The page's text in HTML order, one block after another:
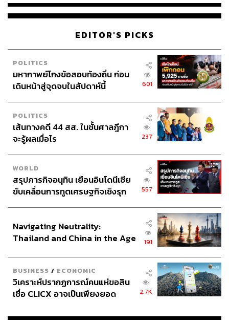
EDITOR'S PICKS
POLITICS
มหากาพย์โกงข้อสอบท้องถิ่น ก่อน
เดินหน้าสู่จุดจบในสัปดาห์นี้
601
POLITICS
เส้นทางคดี 44 สส. ในชั้นศาลฎีกา
จะรู้ผลเมื่อไร
237
WORLD
สรุปภารกิจอนุทิน เยือนอินโดนีเซีย
ขับเคลื่อนการทูตเศรษฐกิจเชิงรุก
557
Navigating Neutrality:
Thailand and China in the Age
191
BUSINESS / ECONOMIC
วิเคราะห์ปรากฏการณ์คนแห่ขอสิน
เชื่อ CLICX อาจเป็นเพียงยอด
เรือนไทยที่ถูกซุกไว้
2.7K